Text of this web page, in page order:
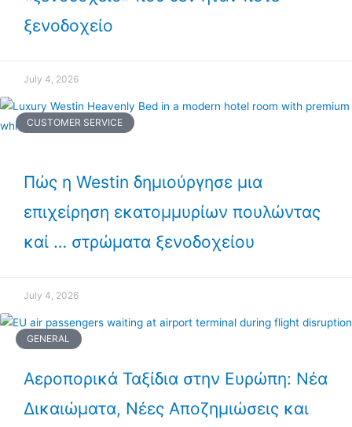
ξενοδοχείο
July 4, 2026
CUSTOMER SERVICE
Πώς η Westin δημιούργησε μια
επιχείρηση εκατομμυρίων πουλώντας
καί … στρώματα ξενοδοχείου
July 4, 2026
GENERAL
Αεροπορικά Ταξίδια στην Ευρώπη: Νέα
Δικαιώματα, Νέες Αποζημιώσεις και